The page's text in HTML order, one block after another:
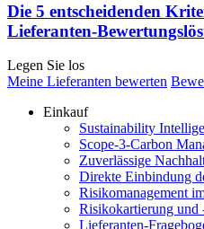
Die 5 entscheidenden
Lieferanten-
Legen Sie los
Meine Lieferanten bewerten
Einkauf
Sustainability
Scope-3-Carbon
Zuverlässige
Direkte Einbindung
Risikomanagement
Risikokartierung und
Lieferanten-